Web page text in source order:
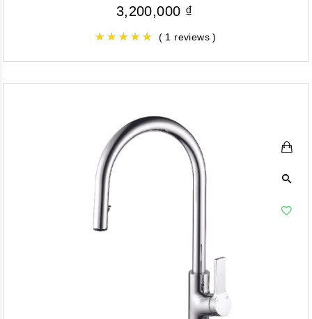
3,200,000 ₫
( 1 reviews )